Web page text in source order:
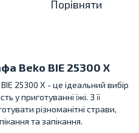
Порівняти
Beko BIE 25300 X
25300 X - це ідеальний вибір
у приготуванні їжі. З її
різноманітні страви,
та запікання.